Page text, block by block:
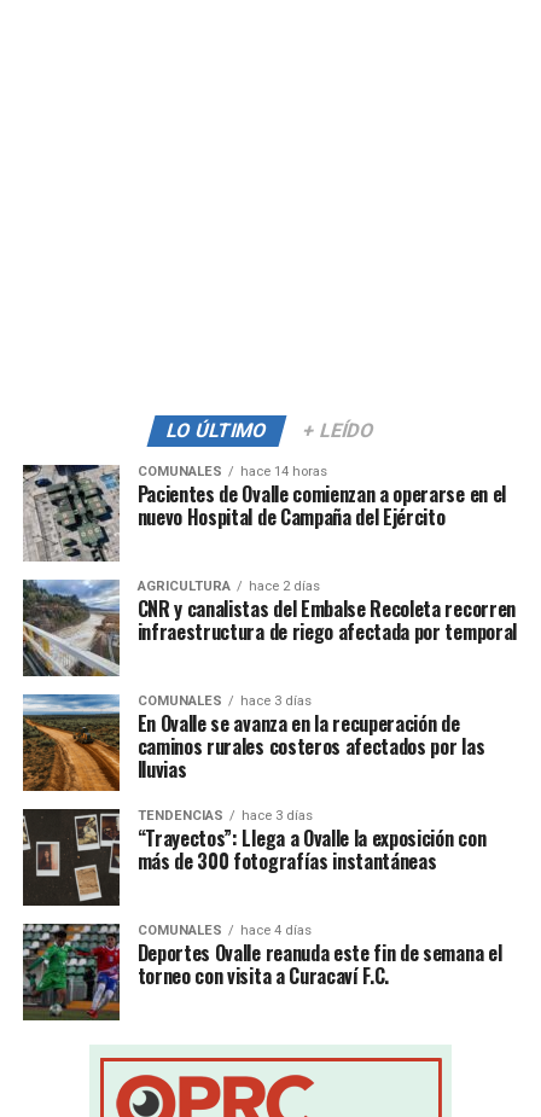
LO ÚLTIMO + LEÍDO
COMUNALES hace 14 horas
Pacientes de Ovalle comienzan a operarse en el
nuevo Hospital de Campaña del Ejército
AGRICULTURA hace 2 días
CNR y canalistas del Embalse Recoleta recorren
infraestructura de riego afectada por temporal
COMUNALES hace 3 días
En Ovalle se avanza en la recuperación de
caminos rurales costeros afectados por las
lluvias
TENDENCIAS hace 3 días
“Trayectos”: Llega a Ovalle la exposición con
más de 300 fotografías instantáneas
COMUNALES hace 4 días
Deportes Ovalle reanuda este fin de semana el
torneo con visita a Curacaví F.C.